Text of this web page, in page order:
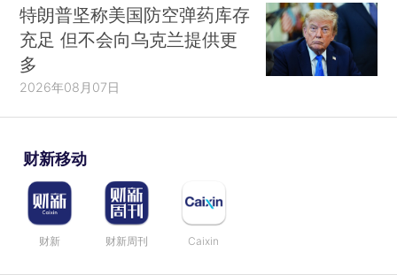
特朗普坚称美国防空弹药库存
充足 但不会向乌克兰提供更
多
2026年08月07日
财新移动
财新 财新周刊 Caixin